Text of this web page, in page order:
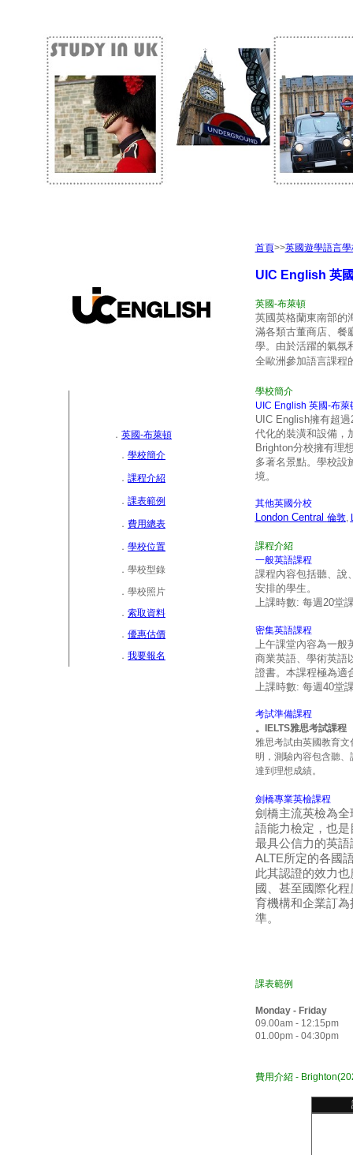
首頁>>英國遊學語言學
UIC English 英
英國-布萊頓
英國英格蘭東南部的
滿各類古董商店、餐
學。由於活躍的氣氛
全歐洲參加語言課程
． 英國-布萊頓
． 學校簡介
． 課程介紹
． 課表範例
． 費用總表
． 學校位置
． 學校型錄
． 學校照片
． 索取資料
． 優惠估價
． 我要報名
學校簡介
UIC English 英國-布
UIC English擁有超過
代化的裝潢和設備，
Brighton分校擁有理
多著名景點。學校設
境。
其他英國分校
London Central 倫敦,
課程介紹
一般英語課程
課程內容包括聽、說
安排的學生。
上課時數: 每週20堂
密集英語課程
上午課堂內容為一般
商業英語、學術英語
證書。本課程極為適
上課時數: 每週40堂
考試準備課程
。IELTS雅思考試課程
雅思考試由英國教育
明，測驗內容包含聽
達到理想成績。
劍橋專業英檢課程
劍橋主流英檢為
語能力檢定，也
最具公信力的英
ALTE所定的各國
此其認證的效力
國、甚至國際化
育機構和企業訂
準。
課表範例
Monday - Friday
09.00am - 12:15pm
01.00pm - 04:30pm
費用介紹- Brighton